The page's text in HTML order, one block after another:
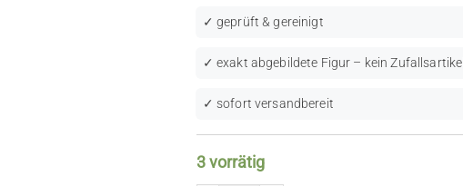
✓ geprüft & gereinigt
✓ exakt abgebildete Figur – kein Zufallsartikel
✓ sofort versandbereit
3 vorrätig